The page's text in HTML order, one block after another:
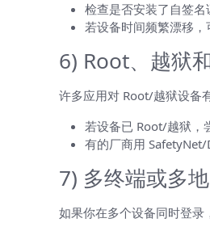
检查是否安装了自签名
若设备时间频繁漂移，
6) Root、越狱
许多应用对 Root/越狱设备
若设备已 Root/越狱，
有的厂商用 SafetyNet/
7) 多终端或多
如果你在多个设备同时登录